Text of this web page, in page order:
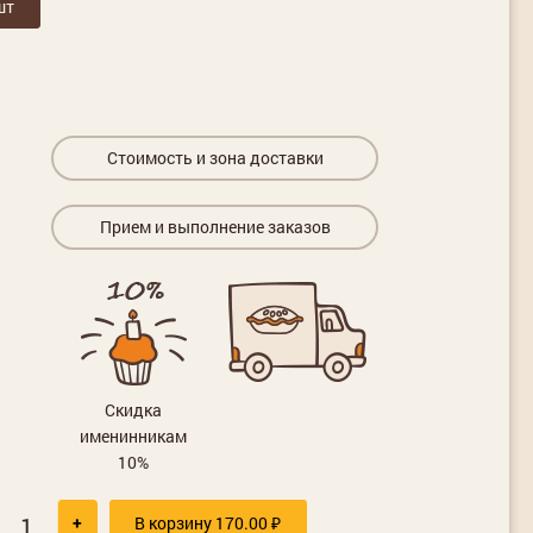
Стоимость и зона доставки
Прием и выполнение заказов
Скидка
именинникам
10%
+ В корзину 170.00₽